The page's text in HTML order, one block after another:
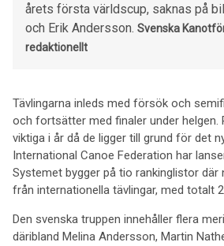
årets första världscup, saknas på
och Erik Andersson. Svenska
redaktionellt
Tävlingarna inleds med försök och
och fortsätter med finaler under helgen.
viktiga i år då de ligger till grund för det
International Canoe Federation har
Systemet bygger på tio rankinglistor där
från internationella tävlingar, med totalt
Den svenska truppen innehåller flera
däribland Melina Andersson, Martin